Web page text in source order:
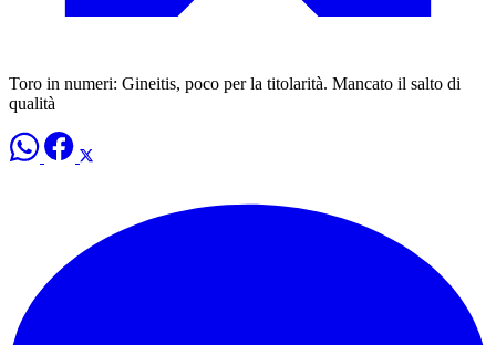
Toro in numeri: Gineitis, poco per la titolarità. Mancato il salto di
qualità